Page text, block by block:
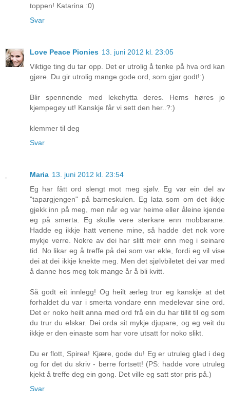
toppen! Katarina :0)
Svar
Love Peace Pionies 13. juni 2012 kl. 23:05
Viktige ting du tar opp. Det er utrolig å tenke på hva ord kan
gjøre. Du gir utrolig mange gode ord, som gjør godt!:)
Blir spennende med lekehytta deres. Hems høres jo
kjempegøy ut! Kanskje får vi sett den her..?:)
klemmer til deg
Svar
Maria 13. juni 2012 kl. 23:54
Eg har fått ord slengt mot meg sjølv. Eg var ein del av
"tapargjengen" på barneskulen. Eg lata som om det ikkje
gjekk inn på meg, men når eg var heime eller åleine kjende
eg på smerta. Eg skulle vere sterkare enn mobbarane.
Hadde eg ikkje hatt venene mine, så hadde det nok vore
mykje verre. Nokre av dei har slitt meir enn meg i seinare
tid. No likar eg å treffe på dei som var ekle, fordi eg vil vise
dei at dei ikkje knekte meg. Men det sjølvbiletet dei var med
å danne hos meg tok mange år å bli kvitt.
Så godt eit innlegg! Og heilt ærleg trur eg kanskje at det
forhaldet du var i smerta vondare enn medelevar sine ord.
Det er noko heilt anna med ord frå ein du har tillit til og som
du trur du elskar. Dei orda sit mykje djupare, og eg veit du
ikkje er den einaste som har vore utsatt for noko slikt.
Du er flott, Spirea! Kjære, gode du! Eg er utruleg glad i deg
og for det du skriv - berre fortsett! (PS: hadde vore utruleg
kjekt å treffe deg ein gong. Det ville eg satt stor pris på.)
Svar